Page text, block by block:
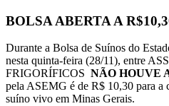
BOLSA ABERTA A
Durante a Bolsa de Suínos do
nesta quinta-feira (28/11), entre
FRIGORÍFICOS NÃO HOUVE
pela ASEMG é de R$ 10,30 para a
suíno vivo em Minas Gerais.